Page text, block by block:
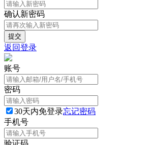
确认新密码
返回登录
账号
密码
30天内免登录忘记密码
手机号